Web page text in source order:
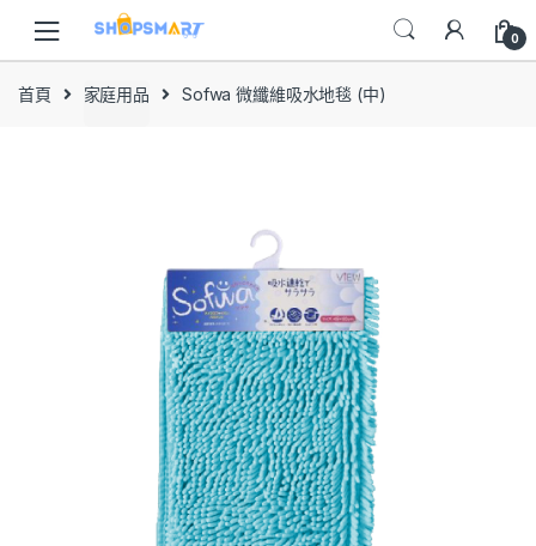
navigation
content
0
首頁 家庭用品 Sofwa 微纖維吸水地毯 (中)